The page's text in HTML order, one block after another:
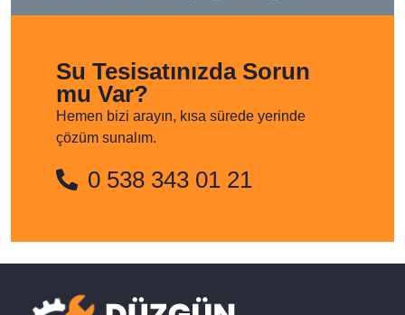
Su Tesisatınızda Sorun
mu Var?
Hemen bizi arayın, kısa sürede yerinde
çözüm sunalım.
0 538 343 01 21